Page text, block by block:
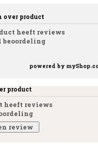
over product
heeft reviews
beoordeling
powered by
product
heeft reviews
review